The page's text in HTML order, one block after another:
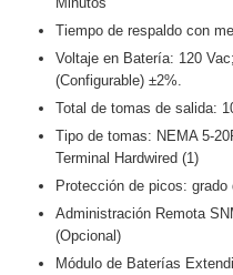
-
PinholePTZ
Analógicas
- TurboHD
TVI / AHD
/ CVI
Drones,
Robots e
Industrial
Cámaras
Industriales
Tiempo de respaldo con
Voltaje en Batería: 120
(Configurable) ±2%.
Total de tomas de salida:
Tipo de tomas: NEMA 5-
Terminal Hardwired (1)
Protección de picos: grado
Administración Remota
(Opcional)
Módulo de Baterías